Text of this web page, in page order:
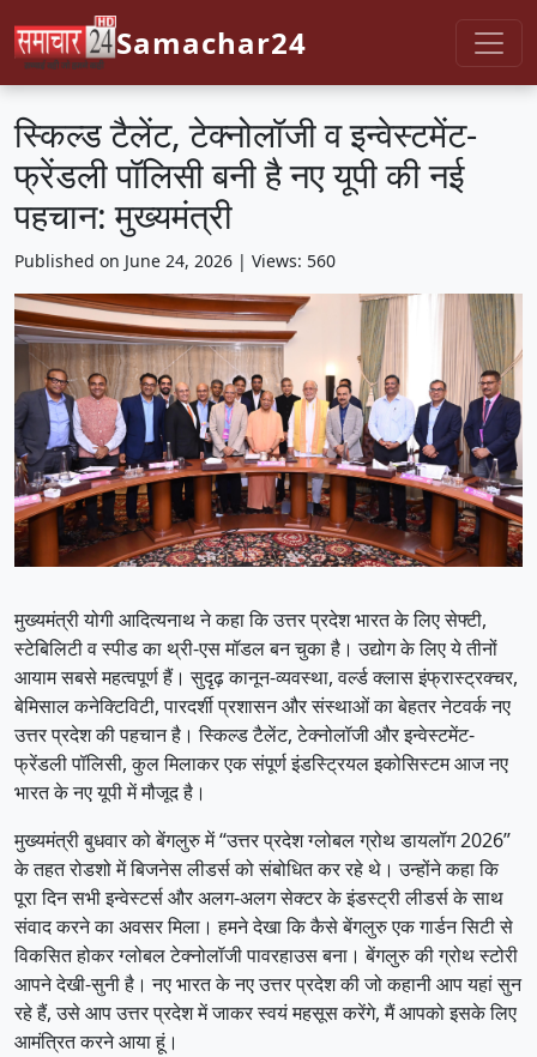
Samachar24
स्किल्ड टैलेंट, टेक्नोलॉजी व इन्वेस्टमेंट-
फ्रेंडली पॉलिसी बनी है नए यूपी की नई
पहचान: मुख्यमंत्री
Published on June 24, 2026 | Views: 560
मुख्यमंत्री योगी आदित्यनाथ ने कहा कि उत्तर प्रदेश भारत के लिए सेफ्टी,
स्टेबिलिटी व स्पीड का थ्री-एस मॉडल बन चुका है। उद्योग के लिए ये तीनों
आयाम सबसे महत्वपूर्ण हैं। सुदृढ़ कानून-व्यवस्था, वर्ल्ड क्लास इंफ्रास्ट्रक्चर,
बेमिसाल कनेक्टिविटी, पारदर्शी प्रशासन और संस्थाओं का बेहतर नेटवर्क नए
उत्तर प्रदेश की पहचान है। स्किल्ड टैलेंट, टेक्नोलॉजी और इन्वेस्टमेंट-
फ्रेंडली पॉलिसी, कुल मिलाकर एक संपूर्ण इंडस्ट्रियल इकोसिस्टम आज नए
भारत के नए यूपी में मौजूद है।
मुख्यमंत्री बुधवार को बेंगलुरु में “उत्तर प्रदेश ग्लोबल ग्रोथ डायलॉग 2026”
के तहत रोडशो में बिजनेस लीडर्स को संबोधित कर रहे थे। उन्होंने कहा कि
पूरा दिन सभी इन्वेस्टर्स और अलग-अलग सेक्टर के इंडस्ट्री लीडर्स के साथ
संवाद करने का अवसर मिला। हमने देखा कि कैसे बेंगलुरु एक गार्डन सिटी से
विकसित होकर ग्लोबल टेक्नोलॉजी पावरहाउस बना। बेंगलुरु की ग्रोथ स्टोरी
आपने देखी-सुनी है। नए भारत के नए उत्तर प्रदेश की जो कहानी आप यहां सुन
रहे हैं, उसे आप उत्तर प्रदेश में जाकर स्वयं महसूस करेंगे, मैं आपको इसके लिए
आमंत्रित करने आया हूं।